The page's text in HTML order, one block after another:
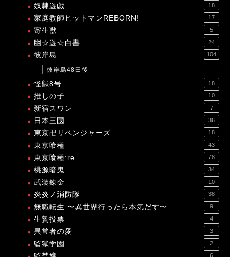
奴隷遊戯 18
家庭教師ヒットマンREBORN! 17
寄生獣 5
幽☆遊☆白書 24
彼岸島 104
彼岸島48日後
怪獣8号 18
推しの子 10
新宿スワン 7
日本三國 36
東京卍リベンジャーズ 18
東京喰種 43
東京喰種:re 78
桃源暗鬼 34
武装錬金 10
炎炎ノ消防隊 38
無職転生 〜異世界行ったら本気だす〜 9
生贄投票 4
異常者の愛 3
監獄学園 2
6